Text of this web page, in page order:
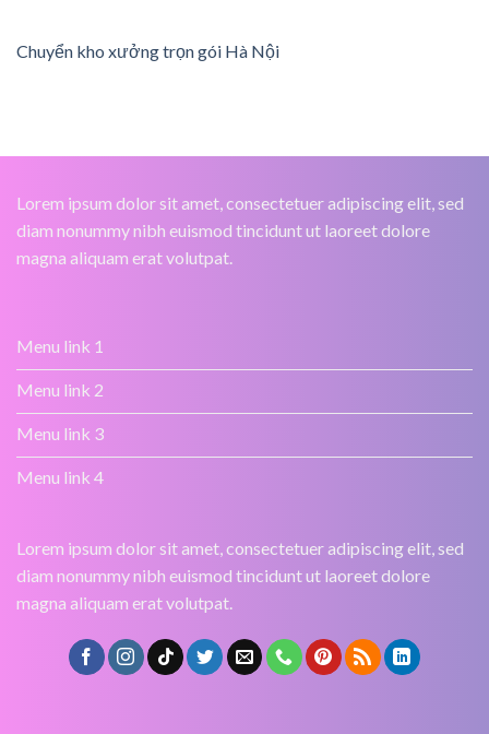
Chuyển kho xưởng trọn gói Hà Nội
Lorem ipsum dolor sit amet, consectetuer adipiscing elit, sed
diam nonummy nibh euismod tincidunt ut laoreet dolore
magna aliquam erat volutpat.
Menu link 1
Menu link 2
Menu link 3
Menu link 4
Lorem ipsum dolor sit amet, consectetuer adipiscing elit, sed
diam nonummy nibh euismod tincidunt ut laoreet dolore
magna aliquam erat volutpat.